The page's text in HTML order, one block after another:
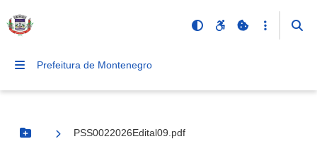
Prefeitura de Montenegro
Botão Menu
PSS0022026Edital09.pdf